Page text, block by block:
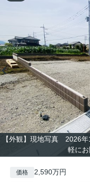
【外観】現地写真 2026
軽に
価格 2,590万円